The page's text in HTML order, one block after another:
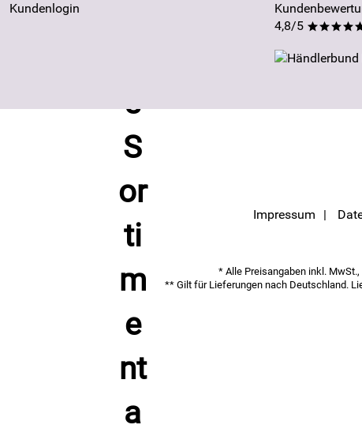
Kundenlogin
4,8/5
Impressum
* Alle Preisangaben inkl.
** Gilt für Lieferungen nach Deutschland.